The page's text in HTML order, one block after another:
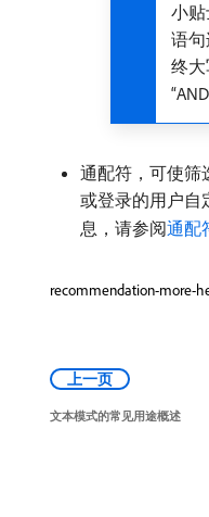
小
语
终
通配符，可使筛
或登录的用户自
息，请参阅通配
recommendation-more-
上一页
文本模式的常见用途概述